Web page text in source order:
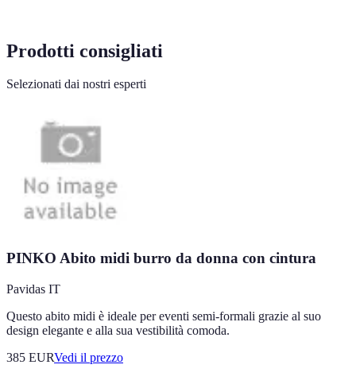
Prodotti consigliati
Selezionati dai nostri esperti
PINKO Abito midi burro da donna con cintura
Pavidas IT
Questo abito midi è ideale per eventi semi-formali grazie al suo
design elegante e alla sua vestibilità comoda.
385 EURVedi il prezzo